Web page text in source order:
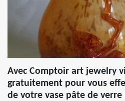
Avec Comptoir art jewelry
gratuitement pour vous
de votre vase pâte de verre